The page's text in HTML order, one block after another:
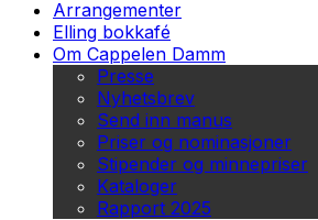
Arrangementer
Elling bokkafé
Om Cappelen Damm
Presse
Nyhetsbrev
Send inn manus
Priser og nominasjoner
Stipender og minnepriser
Kataloger
Rapport 2025